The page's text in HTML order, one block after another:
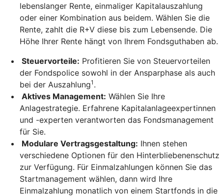
lebenslanger Rente, einmaliger Kapitalauszahlung
oder einer Kombination aus beidem. Wählen Sie die
Rente, zahlt die R+V diese bis zum Lebensende. Die
Höhe Ihrer Rente hängt von Ihrem Fondsguthaben ab.
Steuervorteile: Profitieren Sie von Steuervorteilen
der Fondspolice sowohl in der Ansparphase als auch
bei der Auszahlung1 .
Aktives Management: Wählen Sie Ihre
Anlagestrategie. Erfahrene Kapitalanlageexpertinnen
und -experten verantworten das Fondsmanagement
für Sie.
Modulare Vertragsgestaltung: Ihnen stehen
verschiedene Optionen für den Hinterbliebenenschutz
zur Verfügung. Für Einmalzahlungen können Sie das
Startmanagement wählen, dann wird Ihre
Einmalzahlung monatlich von einem Startfonds in die